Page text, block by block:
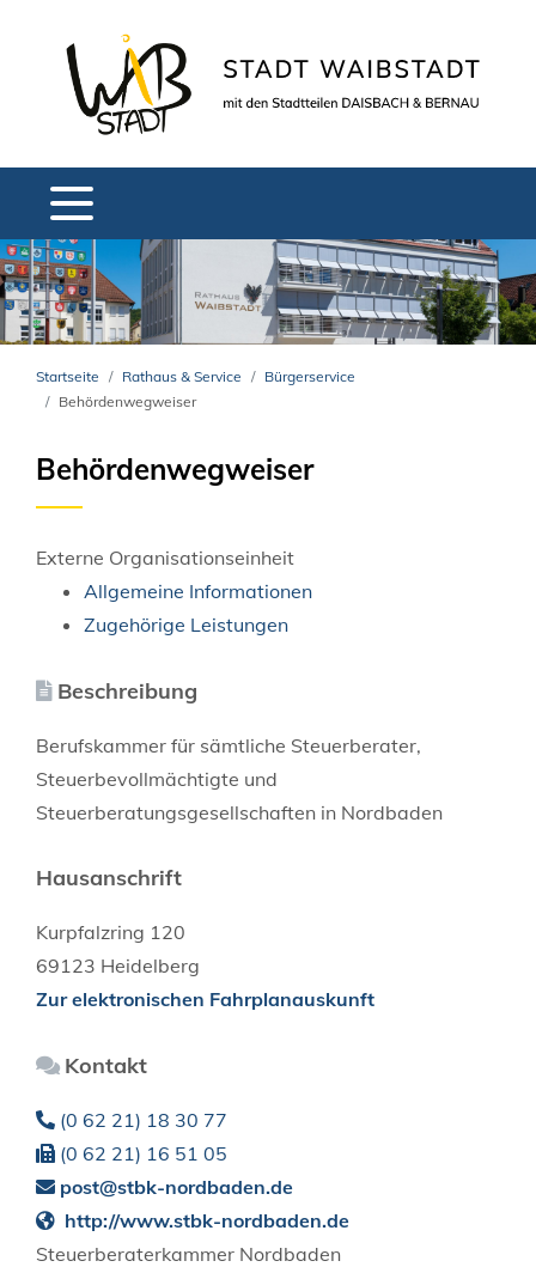
Startseite Rathaus & Service
Bürgerservice
Behördenwegweiser
Behördenwegweiser
Externe Organisationseinheit
Allgemeine Informationen
Zugehörige Leistungen
Beschreibung
Berufskammer für sämtliche Steuerberater,
Steuerbevollmächtigte und
Steuerberatungsgesellschaften in Nordbaden
Hausanschrift
Kurpfalzring 120
69123 Heidelberg
Zur elektronischen Fahrplanauskunft
Kontakt
(0 62 21) 18 30 77
(0 62 21) 16 51 05
post@stbk-nordbaden.de
http://www.stbk-nordbaden.de
Steuerberaterkammer Nordbaden